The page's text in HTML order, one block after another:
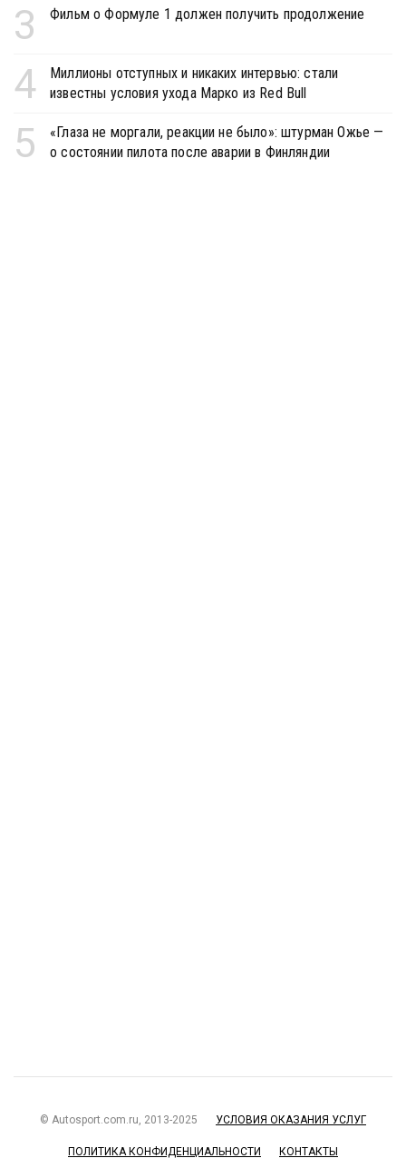
3 Фильм о Формуле 1 должен получить продолжение
4
Миллионы отступных и никаких интервью: стали
известны условия ухода Марко из Red Bull
5
«Глаза не моргали, реакции не было»: штурман Ожье —
о состоянии пилота после аварии в Финляндии
© Autosport.com.ru, 2013-2025 УСЛОВИЯ ОКАЗАНИЯ УСЛУГ
ПОЛИТИКА КОНФИДЕНЦИАЛЬНОСТИ КОНТАКТЫ